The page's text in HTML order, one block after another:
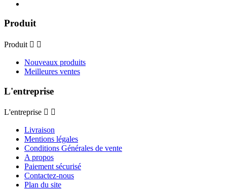
Produit
Produit  
Nouveaux produits
Meilleures ventes
L'entreprise
L'entreprise  
Livraison
Mentions légales
Conditions Générales de vente
A propos
Paiement sécurisé
Contactez-nous
Plan du site